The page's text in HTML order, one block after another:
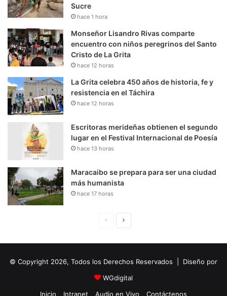
Sucre
hace 1 hora
Monseñor Lisandro Rivas comparte
encuentro con niños peregrinos del Santo
Cristo de La Grita
hace 12 horas
La Grita celebra 450 años de historia, fe y
resistencia en el Táchira
hace 12 horas
Escritoras merideñas obtienen el segundo
lugar en el Festival Internacional de Poesía
hace 13 horas
Maracaibo se prepara para ser una ciudad
más humanista
hace 17 horas
i
n
a
u
i
e
© Copyright 2026, Todos los Derechos Reservados | Diseño por
WGdigital
Inicio
Intranet Audio en Vivo Contáctenos